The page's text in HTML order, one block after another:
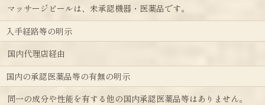
マッサージピールは、未承認機器・医薬品です。
入手経路等の明示
国内代理店経由
国内の承認医薬品等の有無の明示
同一の成分や性能を有する他の国内承認医薬品等はありません。